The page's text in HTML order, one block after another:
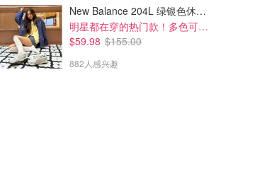
New Balance 204L 绿银色休闲鞋
明星都在穿的热门款！多色可选 3.8折
$59.98 $155.00
882人感兴趣